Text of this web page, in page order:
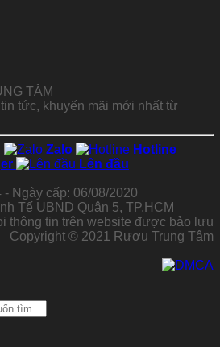
TÂM
tức, khuyến mãi mới nhất từ
Zalo
Hotline
Lên đầu
Ngày cấp: 06/08/2020
Tế UBND Quận 5, TP.HCM
thông tin trên website được bảo lưu
Copyright © 2021 Rượu Trung Tâm